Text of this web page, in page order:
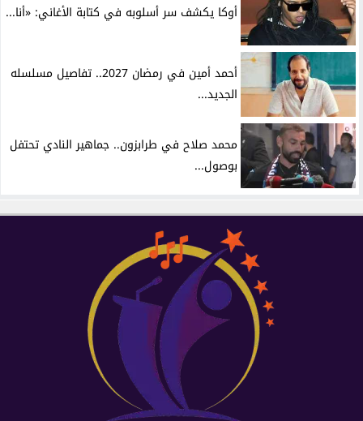
أوكا يكشف سر أسلوبه في كتابة الأغاني: «أنا...
أحمد أمين في رمضان 2027.. تفاصيل مسلسله
الجديد...
محمد صلاح في طرابزون.. جماهير النادي تحتفل
بوصول...